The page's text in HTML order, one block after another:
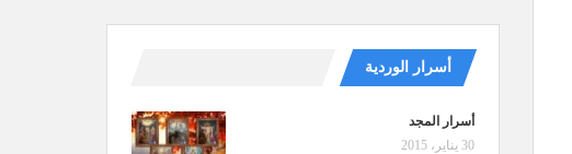
أسرار الوردية
أسرار المجد
30 يناير، 2015